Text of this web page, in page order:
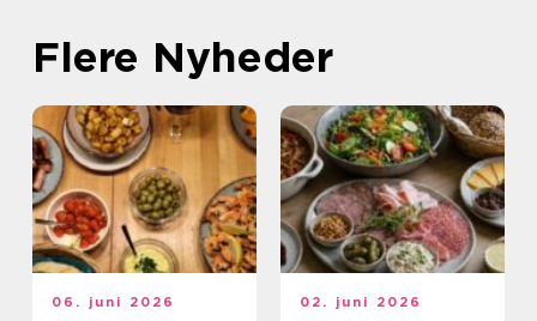
Flere Nyheder
06. juni 2026 02. juni 2026